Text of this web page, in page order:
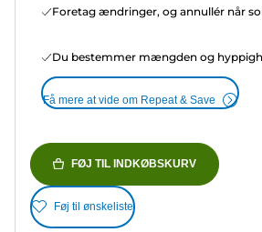
Foretag ændringer, og annullér når
Du bestemmer mængden og
Få mere at vide om Repeat & Save
FØJ TIL INDKØBSKURV
Føj til ønskeliste